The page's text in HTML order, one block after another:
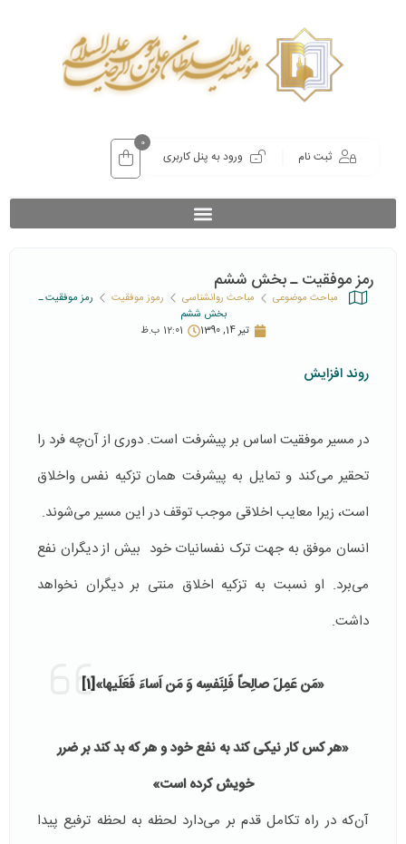
ثبت نام ورود به پنل کاربری
0
رمز موفقیت ـ بخش ششم
مباحث موضوعی مباحث روانشناسی رموز موفقیت
رمز موفقیت ـ
بخش ششم
تیر 14, 1390
12:01 ب.ظ
روند افزایش
در مسیر موفقیت اساس بر پیشرفت است. دوری از آن‌چه فرد را
تحقیر می‌کند و تمایل به پیشرفت همان تزکیه نفس واخلاق
است، زیرا معایب اخلاقی موجب توقف در این مسیر می‌شوند.
انسان موفق به جهت ترک نفسانیات خود بیش از دیگران نفع
می‌برد. او نسبت به تزکیه اخلاق منتی بر دیگران نخواهد
داشت.
«مَن عَمِلَ صالِحاً فَلِنَفسِه وَ مَن اَساءَ فَعَلَیها»[1]
«هر کس کار نیکی کند به نفع خود و هر که بد کند بر ضرر
خویش کرده است»
آن‌که در راه تکامل قدم بر می‌دارد لحظه به لحظه ترفیع پیدا